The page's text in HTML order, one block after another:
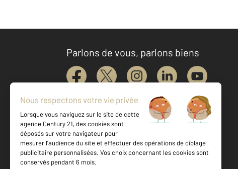
Parlons de vous, parlons biens
Votre agence est notée